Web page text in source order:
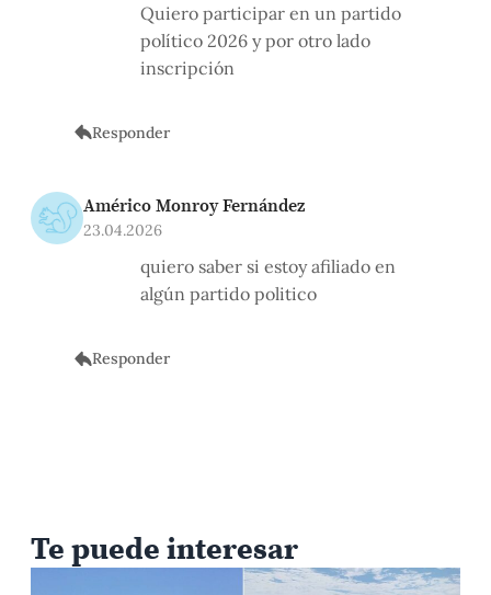
Quiero participar en un partido
político 2026 y por otro lado
inscripción
Responder
Américo Monroy Fernández
23.04.2026
quiero saber si estoy afiliado en
algún partido politico
Responder
Te puede interesar